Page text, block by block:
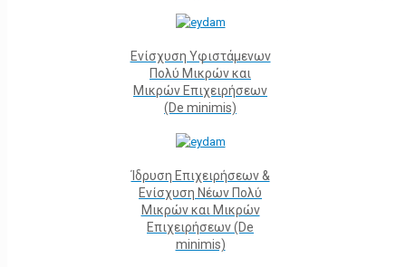
Ενίσχυση Υφιστάμενων
Πολύ Μικρών και
Μικρών Επιχειρήσεων
(De minimis)
Ίδρυση Επιχειρήσεων &
Ενίσχυση Νέων Πολύ
Μικρών και Μικρών
Επιχειρήσεων (De
minimis)